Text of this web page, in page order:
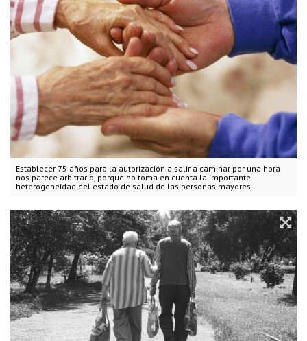
Establecer 75 años para la autorización a salir a caminar por una hora
nos parece arbitrario, porque no toma en cuenta la importante
heterogeneidad del estado de salud de las personas mayores.